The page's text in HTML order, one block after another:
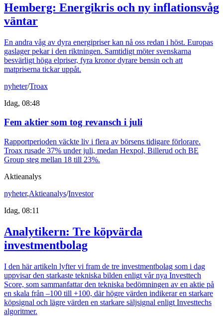
Hemberg: Energikris och ny inflationsvåg
väntar
En andra våg av dyra energipriser kan nå oss redan i höst. Europas
gaslager pekar i den riktningen. Samtidigt möter svenskarna
besvärligt höga elpriser, fyra kronor dyrare bensin och att
matpriserna tickar uppåt.
nyheter/Troax
Idag, 08:48
Fem aktier som tog revansch i juli
Rapportperioden väckte liv i flera av börsens tidigare förlorare.
Troax rusade 37% under juli, medan Hexpol, Billerud och BE
Group steg mellan 18 till 23%.
Aktieanalys
nyheter,Aktieanalys/Investor
Idag, 08:11
Analytikern: Tre köpvärda
investmentbolag
I den här artikeln lyfter vi fram de tre investmentbolag som i dag
uppvisar den starkaste tekniska bilden enligt vår nya Investtech
Score, som sammanfattar den tekniska bedömningen av en aktie på
en skala från –100 till +100, där högre värden indikerar en starkare
köpsignal och lägre värden en starkare säljsignal enligt Investtechs
algoritmer.